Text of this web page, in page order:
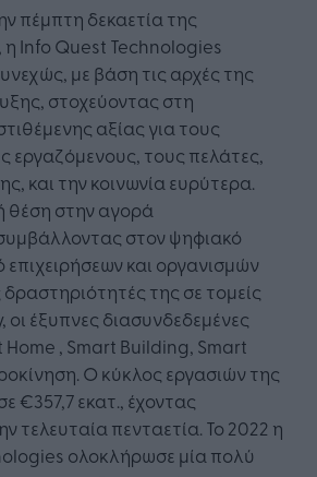
πέμπτη δεκαετία της
η Info Quest Technologies
με βάση τις αρχές της
στοχεύοντας στη
αξίας για τους
εργαζόμενους, τους πελάτες,
και την κοινωνία ευρύτερα.
θέση στην αγορά
στον ψηφιακό
και οργανισμών
δραστηριότητές της σε τομείς
έξυπνες διασυνδεδεμένες
Home , Smart Building, Smart
Ο κύκλος εργασιών της
€357,7 εκατ., έχοντας
τελευταία πενταετία. Το 2022 η
ολοκλήρωσε μία πολύ